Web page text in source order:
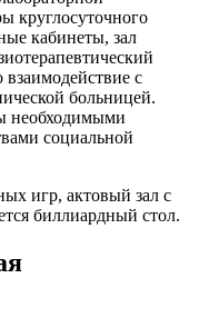
круглосуточного
кабинеты, зал
с
больницей.
необходимыми
социальной
игр, актовый зал с
биллиардный стол.